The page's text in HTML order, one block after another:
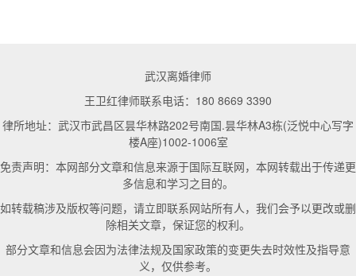
武汉离婚律师
王卫红律师联系电话：180 8669 3390
律所地址：武汉市武昌区昙华林路202号南国.昙华林A3栋(泛悦中心写字
楼A座)1002-1006室
免责声明：本网部分文章和信息来源于国际互联网，本网转载出于传递更
多信息和学习之目的。
如转载稿涉及版权等问题，请立即联系网站所有人，我们会予以更改或删
除相关文章，保证您的权利。
部分文章和信息会因为法律法规及国家政策的变更失去时效性及指导意
义，仅供参考。